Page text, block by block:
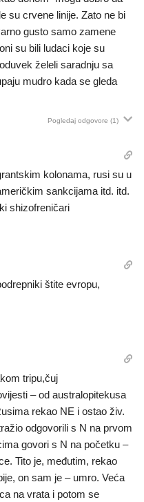
su crvene linije. Zato ne bi
gusto samo zamene
su bili ludaci koje su
želeli saradnju sa
mudro kada se gleda
Pogledaj odgovore (1)
kolonama, rusi su u
sankcijama itd. itd.
shizofreničari
štite evropu,
tripu,čuj
– od australopitekusa
rekao NE i ostao živ.
odgovorili s N na prvom
govori s N na početku –
Tito je, međutim, rekao
on sam je – umro. Veća
na vrata i potom se